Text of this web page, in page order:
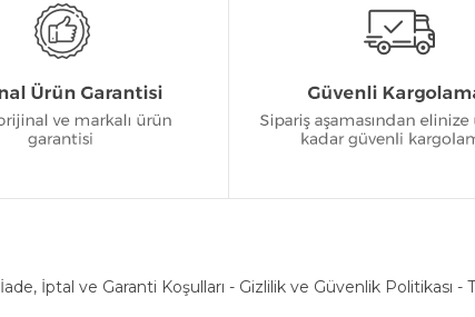
İade, İptal ve Garanti Koşulları - Gizlilik ve Güvenlik Politikası -